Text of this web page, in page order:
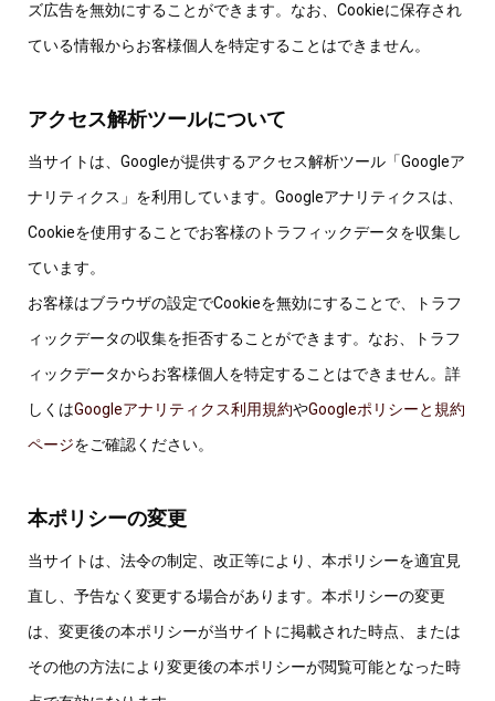
ズ広告を無効にすることができます。なお、Cookieに保存され
ている情報からお客様個人を特定することはできません。
アクセス解析ツールについて
当サイトは、Googleが提供するアクセス解析ツール「Googleア
ナリティクス」を利用しています。Googleアナリティクスは、
Cookieを使用することでお客様のトラフィックデータを収集し
ています。
お客様はブラウザの設定でCookieを無効にすることで、トラフ
ィックデータの収集を拒否することができます。なお、トラフ
ィックデータからお客様個人を特定することはできません。詳
しくはGoogleアナリティクス利用規約やGoogleポリシーと規約
ページをご確認ください。
本ポリシーの変更
当サイトは、法令の制定、改正等により、本ポリシーを適宜見
直し、予告なく変更する場合があります。本ポリシーの変更
は、変更後の本ポリシーが当サイトに掲載された時点、または
その他の方法により変更後の本ポリシーが閲覧可能となった時